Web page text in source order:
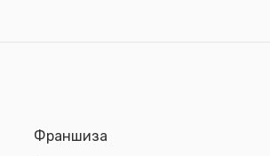
Франшиза